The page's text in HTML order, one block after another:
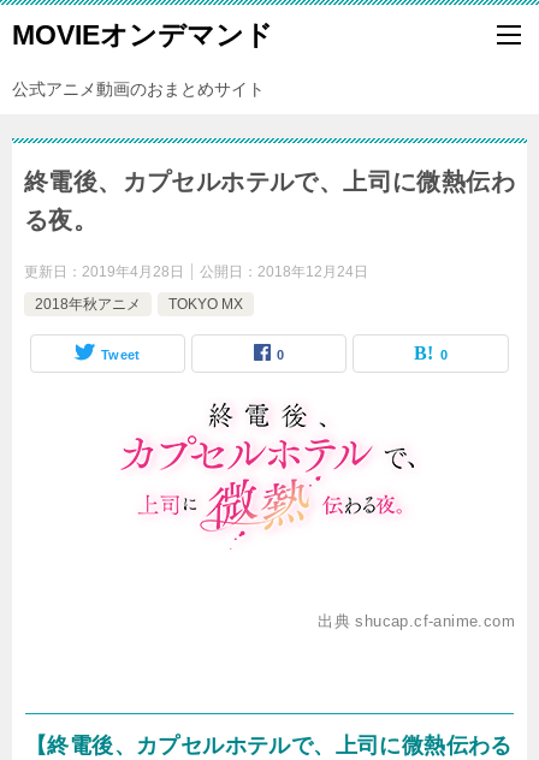
MOVIEオンデマンド
公式アニメ動画のおまとめサイト
終電後、カプセルホテルで、上司に微熱伝わ
る夜。
更新日： 2019年4月28日 公開日： 2018年12月24日
2018年秋アニメ
TOKYO MX
Tweet 0 0
出典 shucap.cf-anime.com
【終電後、カプセルホテルで、上司に微熱伝わる